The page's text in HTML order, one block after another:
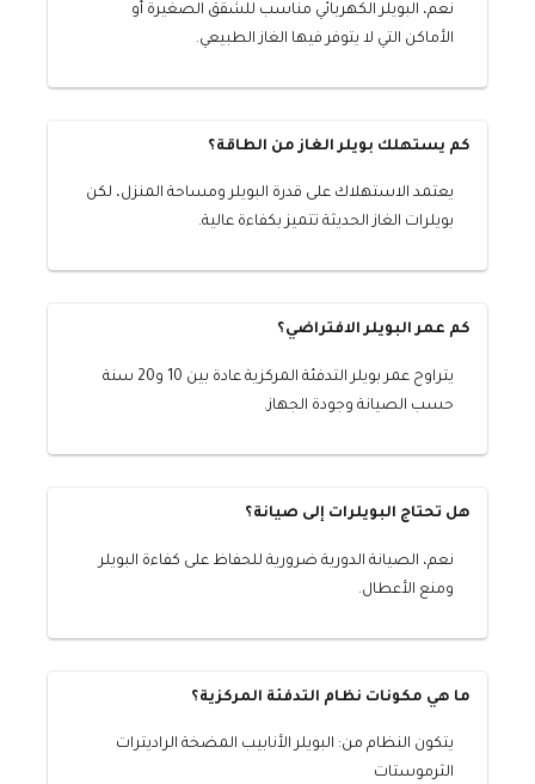
نعم، البويلر الكهربائي مناسب للشقق الصغيرة أو
الأماكن التي لا يتوفر فيها الغاز الطبيعي.
كم يستهلك بويلر الغاز من الطاقة؟
يعتمد الاستهلاك على قدرة البويلر ومساحة المنزل، لكن
بويلرات الغاز الحديثة تتميز بكفاءة عالية.
كم عمر البويلر الافتراضي؟
يتراوح عمر بويلر التدفئة المركزية عادة بين 10 و20 سنة
حسب الصيانة وجودة الجهاز.
هل تحتاج البويلرات إلى صيانة؟
نعم، الصيانة الدورية ضرورية للحفاظ على كفاءة البويلر
ومنع الأعطال.
ما هي مكونات نظام التدفئة المركزية؟
يتكون النظام من: البويلر الأنابيب المضخة الراديترات
الثرموستات